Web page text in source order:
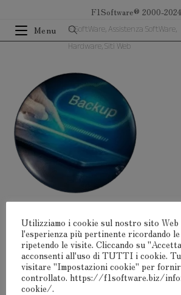
contenuto
F1Software® 2000-2024
Menu
F1SoftWare, Assistenza SoftWare,
Hardware, Siti Web
Lascia Un Commento
Deviconnettertiper pubblicare un
Utilizziamo i cookie sul nostro sito
l'esperienza più pertinente ricordando
ripetendo le visite. Cliccando su
acconsenti all'uso di TUTTI i cookie.
visitare "Impostazioni cookie" per
controllato. https://f1software.biz/
cookie/.